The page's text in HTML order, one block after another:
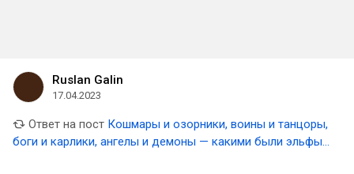
Ruslan Galin
17.04.2023
Ответ на пост Кошмары и озорники, воины и танцоры,
боги и карлики, ангелы и демоны — какими были эльфы